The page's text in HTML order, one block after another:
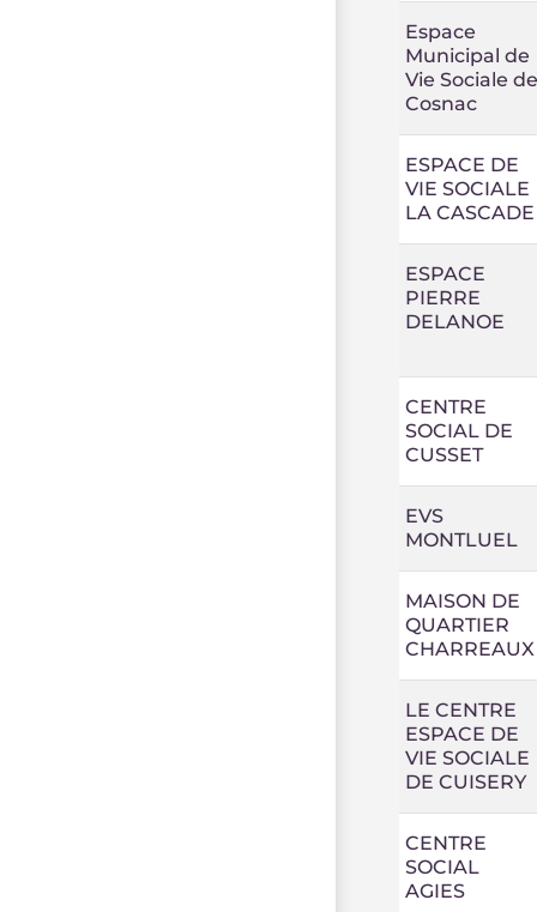
Espace
Municipal de
Vie Sociale de
Cosnac
ESPACE DE
VIE SOCIALE
LA CASCADE
ESPACE
PIERRE
DELANOE
CENTRE
SOCIAL DE
CUSSET
EVS
MONTLUEL
MAISON DE
QUARTIER
CHARREAUX
LE CENTRE
ESPACE DE
VIE SOCIALE
DE CUISERY
CENTRE
SOCIAL
AGIES